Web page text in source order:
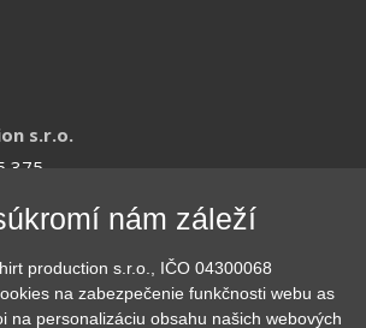
s.r.o.
375
Nisou, Česko
nám záleží
production s.r.o., IČO 04300068
na zabezpečenie funkčnosti webu as
na personalizáciu obsahu našich webových